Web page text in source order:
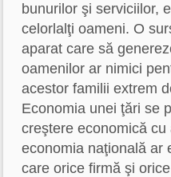
bunurilor şi serviciilor,
celorlalţi oameni. O
aparat care să
oamenilor ar nimici
acestor familii extrem
Economia unei ţări se
creştere economică
economia naţională ar
care orice firmă şi